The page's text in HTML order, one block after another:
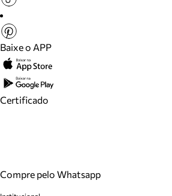
Baixe o APP
Certificado
Compre pelo Whatsapp